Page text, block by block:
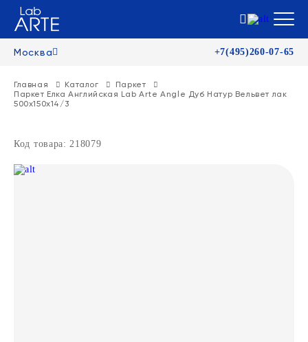
Москва +7(495)260-07-65
Главная Каталог
Паркет
Паркет Елка Английская Lab Arte Angle Дуб Натур Вельвет лак
500х150х14/3
Код товара: 218079